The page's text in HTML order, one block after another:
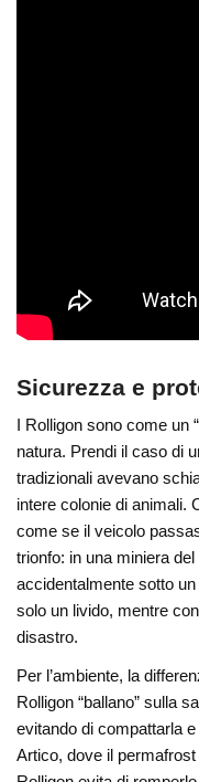
Sicurezza e
I Rolligon sono come un
natura. Prendi il caso di
tradizionali avevano
intere colonie di animali.
come se il veicolo
trionfo: in una miniera
accidentalmente sotto
solo un livido, mentre
disastro.
Per l’ambiente, la
Rolligon “ballano” sulla
evitando di compattarla
Artico, dove il